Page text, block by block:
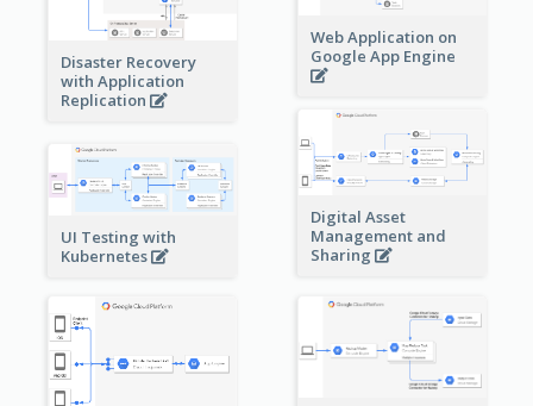
Web Application on
Google App Engine
Disaster Recovery
with Application
Replication
Digital Asset
Management and
Sharing
UI Testing with
Kubernetes